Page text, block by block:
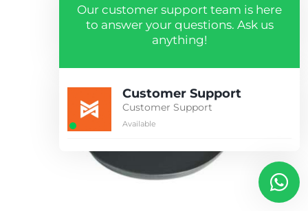
Our customer support team is here
to answer your questions. Ask us
anything!
Customer Support
Customer Support
Available